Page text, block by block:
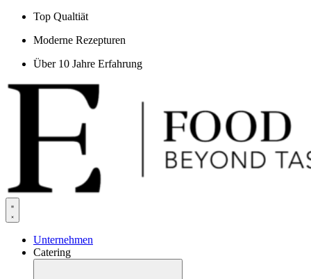
Top Qualtiät
Moderne Rezepturen
Über 10 Jahre Erfahrung
Unternehmen
Catering